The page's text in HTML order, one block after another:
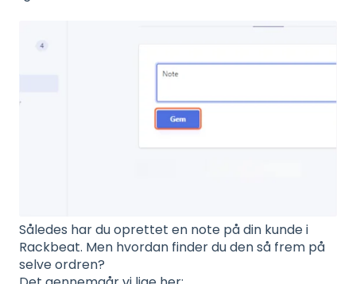
Således har du oprettet en note på din kunde i
Rackbeat. Men hvordan finder du den så frem på
selve ordren?